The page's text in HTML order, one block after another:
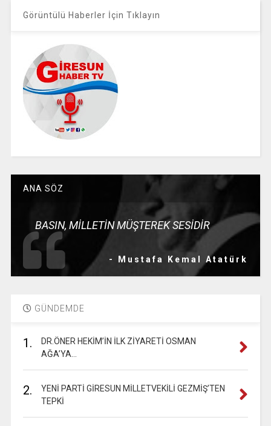
Görüntülü Haberler İçin Tıklayın
ANA SÖZ
BASIN, MİLLETİN MÜŞTEREK SESİDİR
- Mustafa Kemal Atatürk
GÜNDEMDE
1.
DR.ÖNER HEKİM’İN İLK ZİYARETİ OSMAN
AĞA’YA…
2.
YENİ PARTİ GİRESUN MİLLETVEKİLİ GEZMİŞ’TEN
TEPKİ